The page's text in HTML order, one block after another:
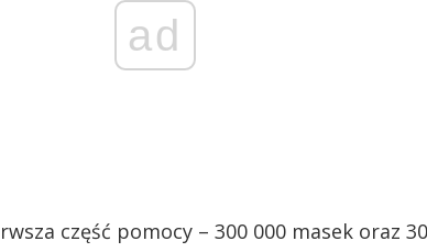
ad
część pomocy – 300 000 masek oraz